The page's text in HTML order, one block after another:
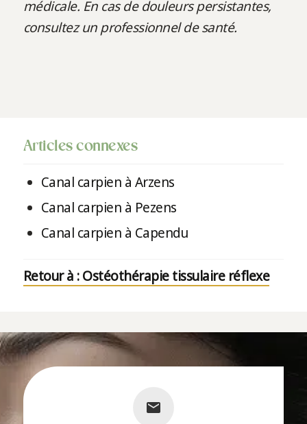
médicale. En cas de douleurs persistantes,
consultez un professionnel de santé.
Articles connexes
Canal carpien à Arzens
Canal carpien à Pezens
Canal carpien à Capendu
Retour à : Ostéothérapie tissulaire réflexe